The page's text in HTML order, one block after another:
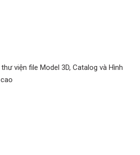
viện file Model 3D, Catalog và Hình